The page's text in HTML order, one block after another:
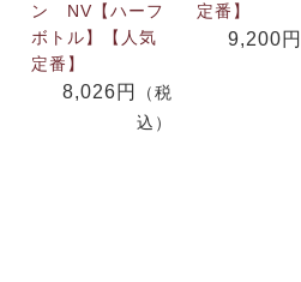
ン NV【ハーフ
ボトル】【人気
定番】
8,026円
（税
込）
定番】
9,200円